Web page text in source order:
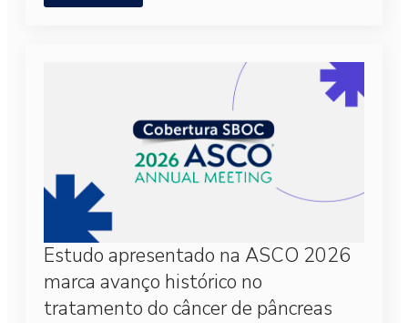
Estudo apresentado na ASCO 2026
marca avanço histórico no
tratamento do câncer de pâncreas